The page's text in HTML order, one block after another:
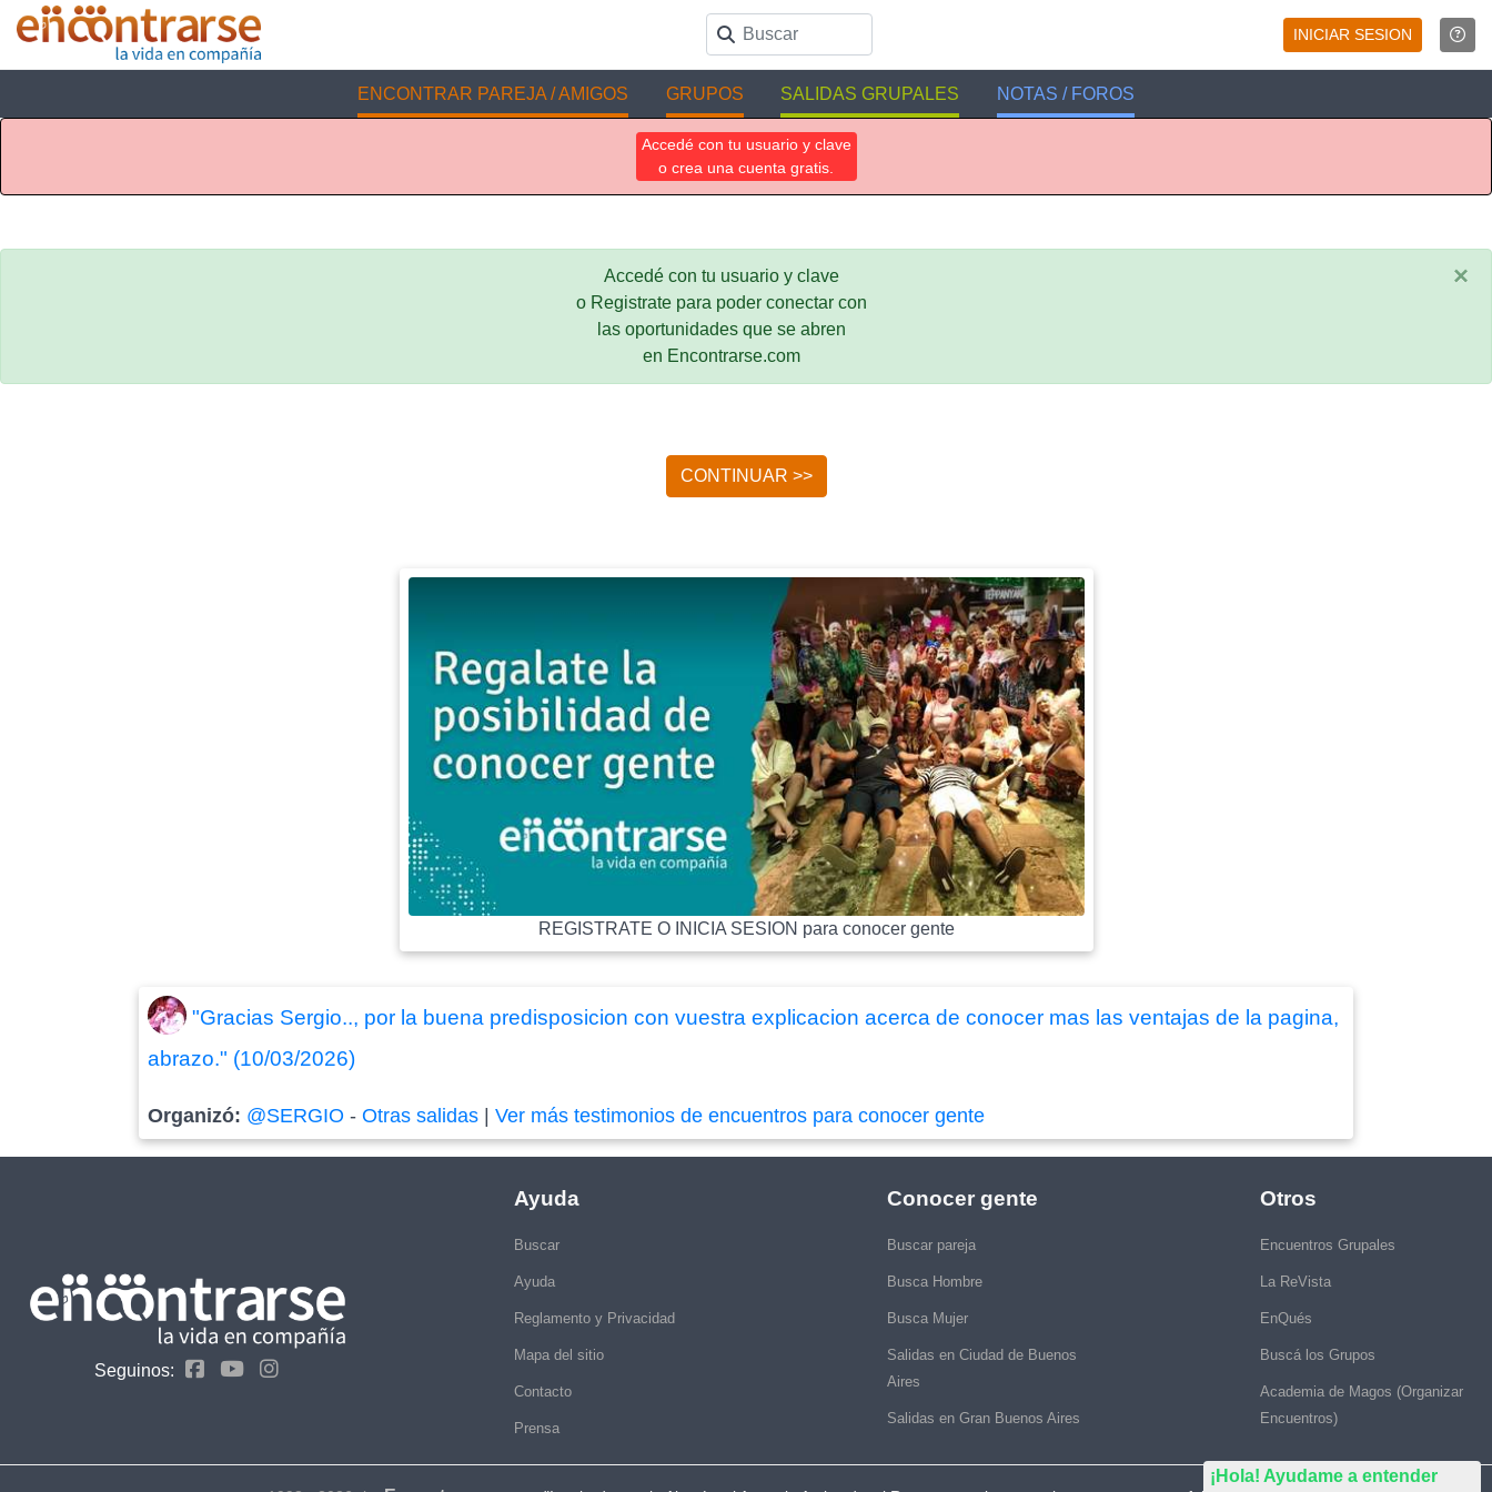
INICIAR SESION
ENCONTRAR PAREJA / AMIGOS GRUPOS SALIDAS GRUPALES NOTAS / FOROS
¡Hola! Ayudame a entender
Accedé con tu usuario y clave
o crea una cuenta gratis.
Accedé con tu usuario y clave
o Registrate para poder conectar con
las oportunidades que se abren
en Encontrarse.com
×
CONTINUAR >>
REGISTRATE O INICIA SESION para conocer gente
"Gracias Sergio.., por la buena predisposicion con vuestra explicacion acerca de conocer mas las ventajas de la pagina,
abrazo." (10/03/2026)
Organizó: @SERGIO -Otras salidas |Ver más testimonios de encuentros para conocer gente
Seguinos:
Ayuda
Buscar
Ayuda
Reglamento y Privacidad
Mapa del sitio
Contacto
Prensa
Conocer gente
Buscar pareja
Busca Hombre
Busca Mujer
Salidas en Ciudad de Buenos
Aires
Salidas en Gran Buenos Aires
Otros
Encuentros Grupales
La ReVista
EnQués
Buscá los Grupos
Academia de Magos (Organizar
Encuentros)